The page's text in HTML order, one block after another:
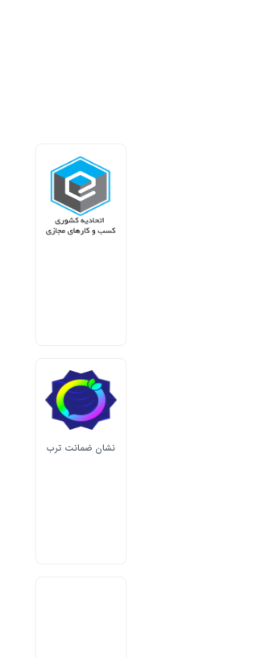
نشان ضمانت ترب